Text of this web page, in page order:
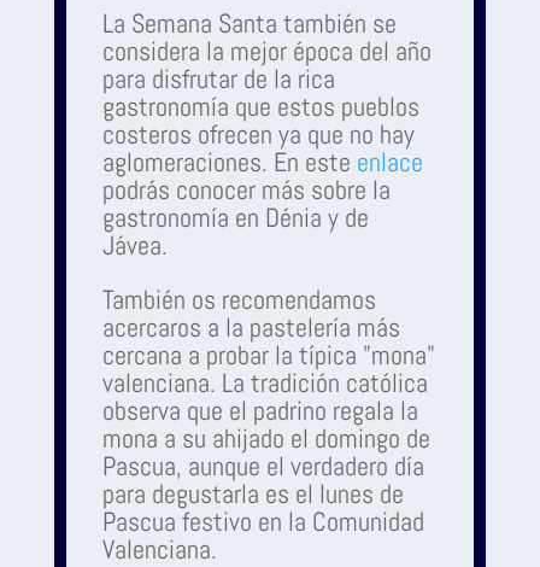
La Semana Santa también se
considera la mejor época del año
para disfrutar de la rica
gastronomía que estos pueblos
costeros ofrecen ya que no hay
aglomeraciones. En este enlace
podrás conocer más sobre la
gastronomía en Dénia y de
Jávea.
También os recomendamos
acercaros a la pastelería más
cercana a probar la típica "mona"
valenciana. La tradición católica
observa que el padrino regala la
mona a su ahijado el domingo de
Pascua, aunque el verdadero día
para degustarla es el lunes de
Pascua festivo en la Comunidad
Valenciana.